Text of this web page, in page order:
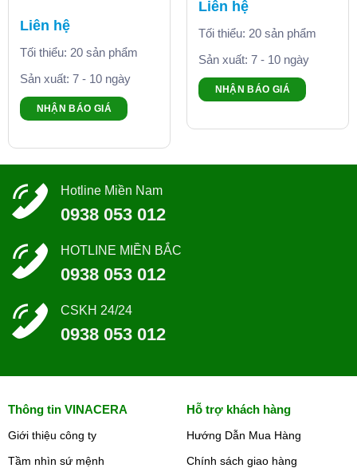
Liên hệ
Tối thiểu: 20 sản phẩm
Sản xuất: 7 - 10 ngày
NHẬN BÁO GIÁ
Liên hệ
Tối thiểu: 20 sản phẩm
Sản xuất: 7 - 10 ngày
NHẬN BÁO GIÁ
Hotline Miền Nam
0938 053 012
HOTLINE MIỀN BẮC
0938 053 012
CSKH 24/24
0938 053 012
Thông tin VINACERA
Giới thiệu công ty
Tầm nhìn sứ mệnh
Hỗ trợ khách hàng
Hướng Dẫn Mua Hàng
Chính sách giao hàng